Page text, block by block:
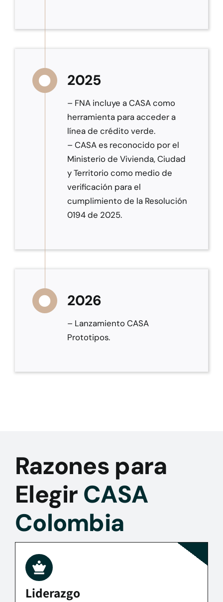
2025
– FNA incluye a CASA como
herramienta para acceder a
línea de crédito verde.
– CASA es reconocido por el
Ministerio de Vivienda, Ciudad
y Territorio como medio de
verificación para el
cumplimiento de la Resolución
0194 de 2025.
2026
– Lanzamiento CASA
Prototipos.
Razones para
Elegir CASA
Colombia
Liderazgo